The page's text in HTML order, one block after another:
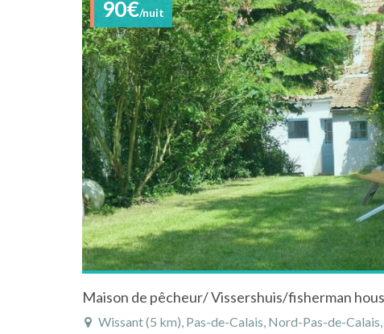
90€/nuit
Wissant (5 km), Pas-de-Calais, Nord-Pas-de-